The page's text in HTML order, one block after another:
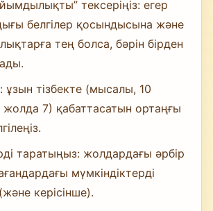
тексеріңіз: егер
белгілер қосындысына және
тең болса, бәрін бірден
ұзын тізбекте (мысалы, 10
7) қабаттасатын ортаңғы
таратыңыз: жолдардағы әрбір
мүмкіндіктерді
керісінше).